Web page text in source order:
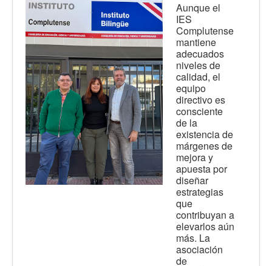
Aunque el
IES
Complutense
mantiene
adecuados
niveles de
calidad, el
equipo
directivo es
consciente
de la
existencia de
márgenes de
mejora y
apuesta por
diseñar
estrategias
que
contribuyan a
elevarlos aún
más. La
asociación
de